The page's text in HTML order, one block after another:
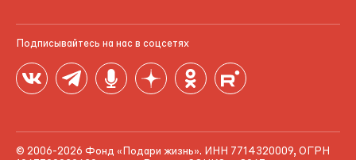
Подписывайтесь на нас в соцсетях
© 2006-2026 Фонд «Подари жизнь». ИНН 7714320009, ОГРН